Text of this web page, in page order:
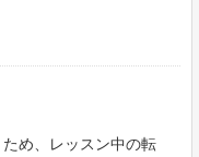
め、レッスン中の転